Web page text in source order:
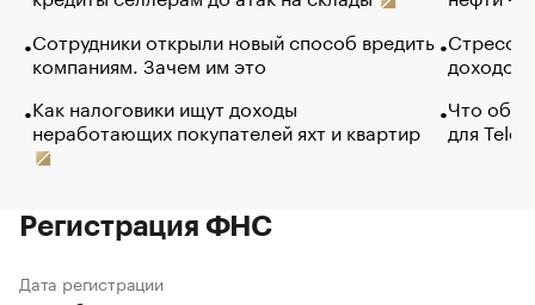
Сотрудники открыли новый способ вредить
компаниям. Зачем им это
Как налоговики ищут доходы
неработающих покупателей яхт и квартир
Стресс
доходов
Что
для
Регистрация ФНС
Дата регистрации